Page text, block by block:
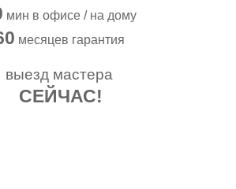
мин в офисе / на дому
месяцев гарантия
выезд мастера
СЕЙЧАС!